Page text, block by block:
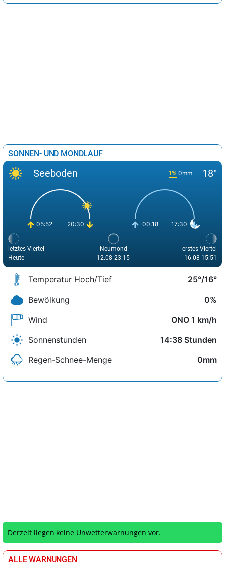
SONNEN- UND MONDLAUF
Seeboden 1% 0mm 18°
05:52 20:30 00:18 17:30
letztes Viertel
Heute
Neumond
12.08 23:15
erstes Viertel
16.08 15:51
Temperatur Hoch/Tief
25°/16°
Bewölkung
0%
Wind
ONO 1 km/h
Sonnenstunden
14:38 Stunden
Regen-Schnee-Menge
0mm
Derzeit liegen keine Unwetterwarnungen vor.
ALLE WARNUNGEN